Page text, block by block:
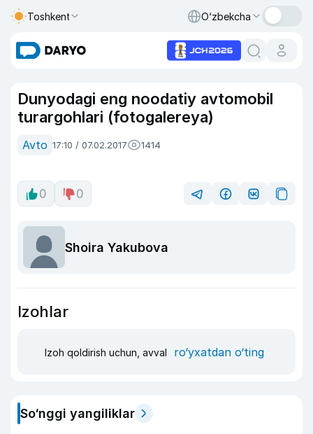
Toshkent O‘zbekcha
Dunyodagi eng noodatiy avtomobil
turargohlari (fotogalereya)
Avto 17:10 / 07.02.2017 1414
0 0
Shoira Yakubova
Izohlar
Izoh qoldirish uchun, avval ro‘yxatdan o‘ting
So‘nggi yangiliklar